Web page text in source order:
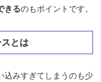
きるのもポイントです。
とは
込みすぎてしまうのも少